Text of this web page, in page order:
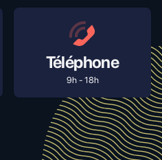
Téléphone
9h - 18h